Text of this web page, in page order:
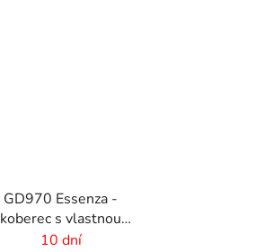
GD970 Essenza -
koberec s vlastnou
potlačou
10 dní